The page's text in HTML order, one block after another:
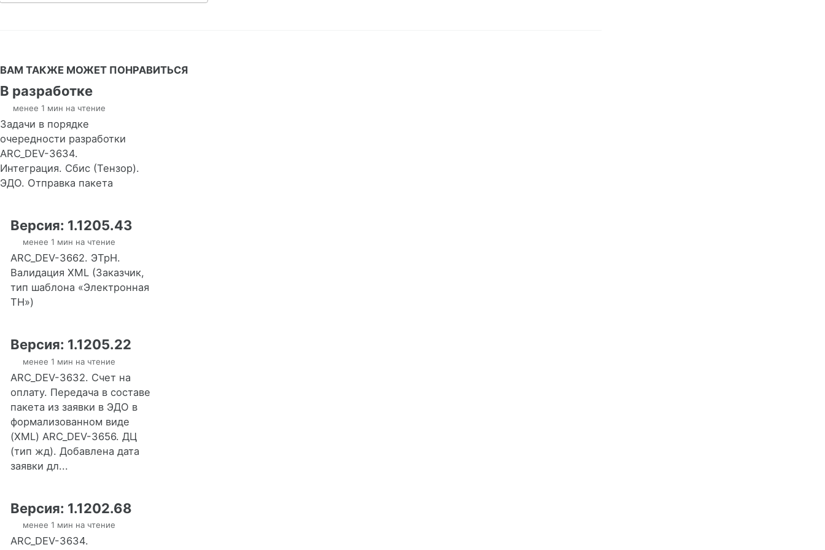
ВАМ ТАКЖЕ МОЖЕТ ПОНРАВИТЬСЯ
В разработке
менее 1 мин на чтение
Задачи в порядке
очередности разработки
ARC_DEV-3634.
Интеграция. Сбис (Тензор).
ЭДО. Отправка пакета
Версия: 1.1205.43
менее 1 мин на чтение
ARC_DEV-3662. ЭТрН.
Валидация XML (Заказчик,
тип шаблона «Электронная
ТН»)
Версия: 1.1205.22
менее 1 мин на чтение
ARC_DEV-3632. Счет на
оплату. Передача в составе
пакета из заявки в ЭДО в
формализованном виде
(XML) ARC_DEV-3656. ДЦ
(тип жд). Добавлена дата
заявки дл...
Версия: 1.1202.68
менее 1 мин на чтение
ARC_DEV-3634.